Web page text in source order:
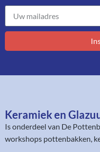
Keramiek en
Is onderdeel van De
workshops pottenbakken,